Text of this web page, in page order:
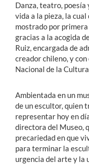
Danza, teatro, poesía
vida a la pieza, la
mostrado por
gracias a la acogida
Ruiz, encargada de
creador chileno, y
Nacional de la
Ambientada en un
de un escultor, quien
representar hoy en
directora del Museo,
precariedad en que
para terminar la
urgencia del arte y la